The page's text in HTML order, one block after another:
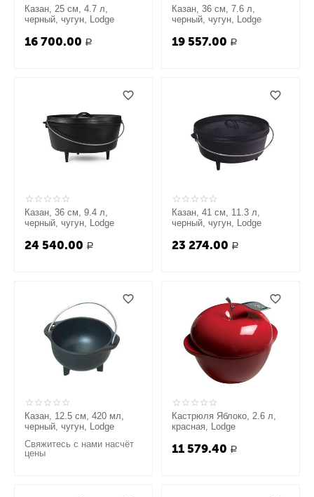
Казан, 25 см, 4.7 л,
черный, чугун, Lodge
16 700.00 Р
Казан, 36 см, 7.6 л,
черный, чугун, Lodge
19 557.00 Р
Казан, 36 см, 9.4 л,
черный, чугун, Lodge
24 540.00 Р
Казан, 41 см, 11.3 л,
черный, чугун, Lodge
23 274.00 Р
Казан, 12.5 см, 420 мл,
черный, чугун, Lodge
Свяжитесь с нами насчёт
цены
Кастрюля Яблоко, 2.6 л,
красная, Lodge
11 579.40 Р